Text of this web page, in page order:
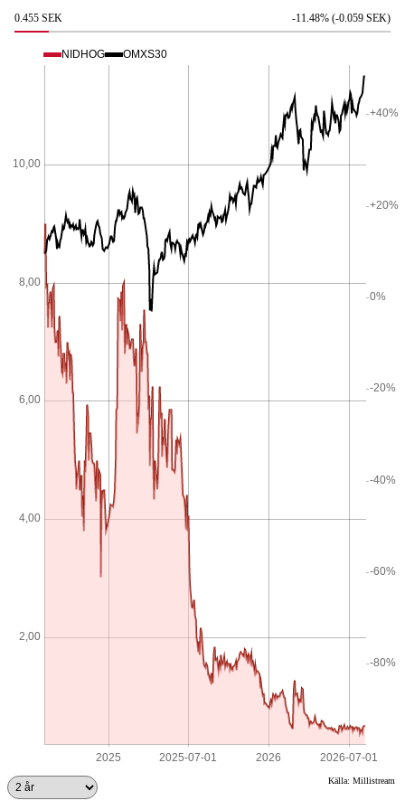
0.455 SEK -11.48% (-0.059 SEK)
NIDHOG OMXS30
Källa: Millistream